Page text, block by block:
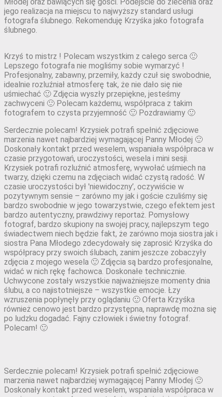
jego realizacja na miejscu to najwyższy standard usługi
fotografa ślubnego. Rekomenduję Krzyśka jako fotografa
ślubnego.
Krzyś to mistrz ! Polecam wszystkim z całego serca 🙂
Lepszego fotografa nie mogliśmy sobie wymarzyć !
Profesjonalny, zabawny, przemiły, każdy czuł się swobodnie,
idealnie rozluźniał atmosferę tak, że nie dało się nie
uśmiechać 🙂 Zdjęcia wyszły przepiękne, jesteśmy
zachwyceni 🙂 Polecam każdemu, współpraca z takim
fotografem to czysta przyjemność 🙂 Pozdrawiamy 🙂
Serdecznie polecam! Krzysiek potrafi spełnić zdjęciowe
marzenia nawet najbardziej wymagającej Panny Młodej 🙂
Doskonały kontakt przed weselem, wspaniała współpraca w
czasie przygotowań, uroczystości, wesela i mini sesji.
Krzysiek potrafi rozluźnić atmosferę, wywołać uśmiech na
twarzy, dzięki czemu na zdjęciach widać czystą radość. W
czasie uroczystości był 'niewidoczny’, oczywiście w
pozytywnym sensie – zarówno my jak i goście czuliśmy się
bardzo swobodnie w jego towarzystwie, czego efektem jest
bardzo autentyczny, prawdziwy reportaż. Pomysłowy
fotograf, bardzo skupiony na swojej pracy, najlepszym tego
świadectwem niech będzie fakt, że zarówno moja siostra jak i
siostra Pana Młodego zdecydowały się zaprosić Krzyśka do
współpracy przy swoich ślubach, zanim jeszcze zobaczyły
zdjęcia z mojego wesela 🙂 Zdjęcia są bardzo profesjonalne,
widać w nich rękę fachowca. Doskonałe technicznie.
Uchwycone zostały wszystkie najważniejsze momenty dnia
ślubu, a co najistotniejsze – wszystkie emocje. Łzy
wzruszenia popłynęły przy oglądaniu 🙂 Oferta Krzyśka
również cenowo jest bardzo przystępna, naprawdę można się
po ludzku dogadać. Fajny człowiek i świetny fotograf.
Polecam! 🙂
Serdecznie polecam! Krzysiek potrafi spełnić zdjęciowe
marzenia nawet najbardziej wymagającej Panny Młodej 🙂
Doskonały kontakt przed weselem, wspaniała współpraca w